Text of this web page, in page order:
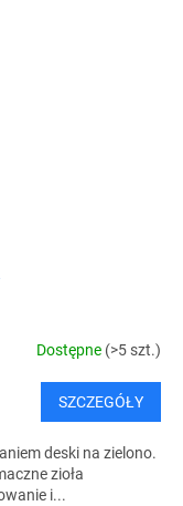
Dostępne (>5 szt.)
SZCZEGÓŁY
deski na zielono.
zioła
i...